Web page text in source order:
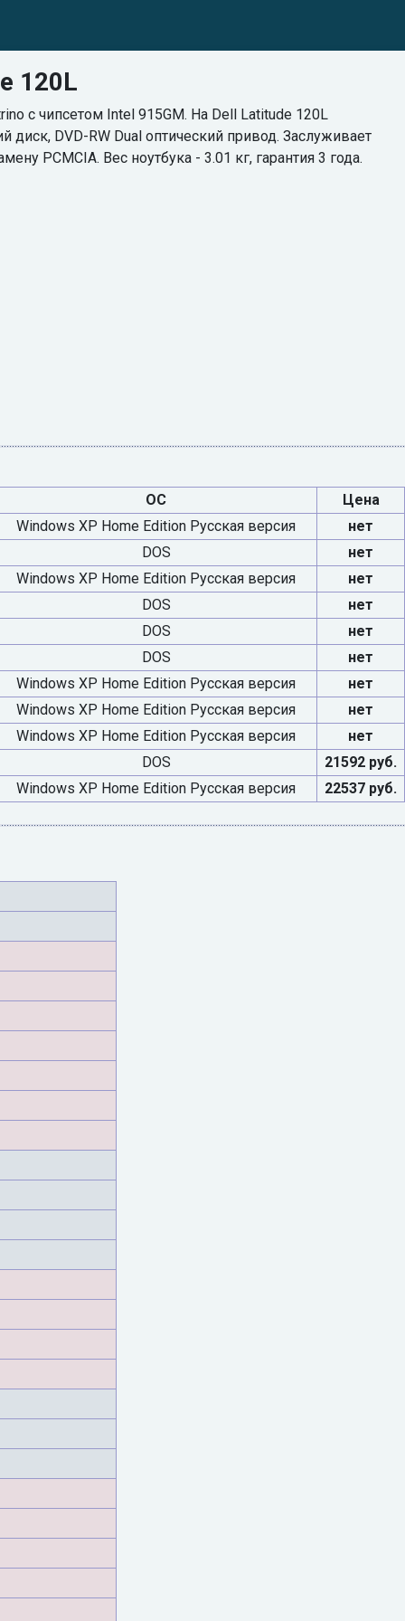
120L
c чипсетом Intel 915GM. На Dell Latitude 120L
DVD-RW Dual оптический привод. Заслуживает
PCMCIA. Вес ноутбука - 3.01 кг, гарантия 3 года.
ОС
Цена
Windows XP Home Edition Русская версия
нет
DOS
нет
Windows XP Home Edition Русская версия
нет
DOS
нет
DOS
нет
DOS
нет
Windows XP Home Edition Русская версия
нет
Windows XP Home Edition Русская версия
нет
Windows XP Home Edition Русская версия
нет
DOS
21592 руб.
Windows XP Home Edition Русская версия
22537 руб.